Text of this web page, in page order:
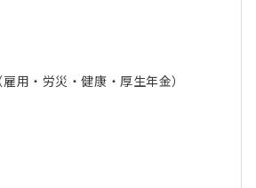
用・労災・健康・厚生年金）